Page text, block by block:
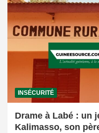
INSÉCURITÉ
Drame à Labé : un
Kalimasso, son